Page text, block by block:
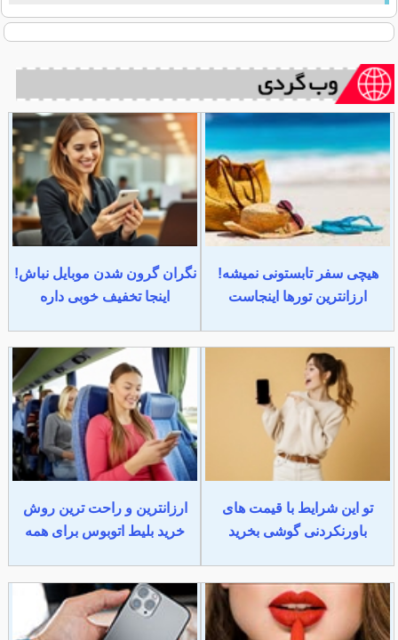
هیچی سفر تابستونی نمیشه!
ارزانترین تورها اینجاست
نگران گرون شدن موبایل نباش!
اینجا تخفیف خوبی داره
تو این شرایط با قیمت های
باورنکردنی گوشی بخرید
ارزانترین و راحت ترین روش
خرید بلیط اتوبوس برای همه